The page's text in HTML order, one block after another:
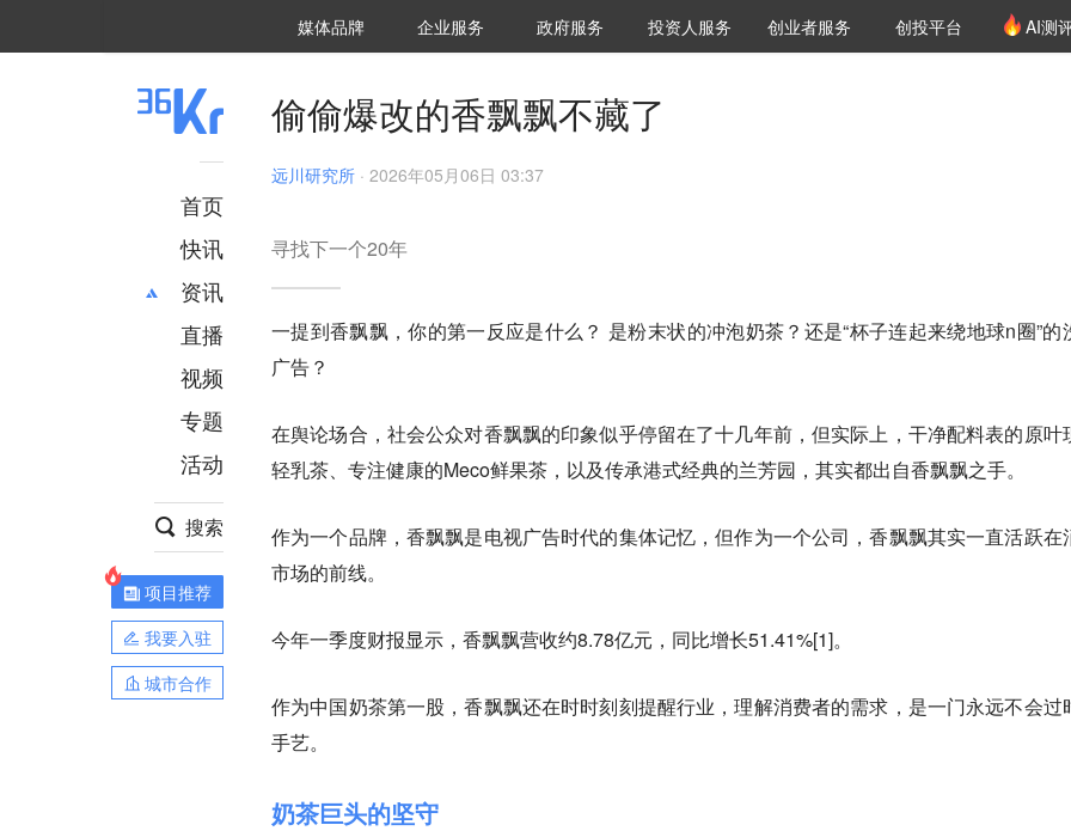
媒体品牌 36Kr研究院
企业服务 城市之窗
政府服务 VClub投资机构库
投资机构职位推介
投资人服务 创投氪堂
创业者服务 创投平台 AI测
首页
快讯
资讯
推荐
财经
项目推荐
安徽
直播
视频
专题
活动
搜索
项目推荐
我要入驻
城市合作
偷偷爆改的香飘飘不藏了
远川研究所 · 2026年05月06日 03:37
寻找下一个20年
一提到香飘飘，你的第一反应是什么？ 是粉末状的冲泡奶茶？还是“杯子连起来绕地球n圈”的
广告？
在舆论场合，社会公众对香飘飘的印象似乎停留在了十几年前，但实际上，干净配料表的原叶
轻乳茶、专注健康的Meco鲜果茶，以及传承港式经典的兰芳园，其实都出自香飘飘之手。
作为一个品牌，香飘飘是电视广告时代的集体记忆，但作为一个公司，香飘飘其实一直活跃在
市场的前线。
今年一季度财报显示，香飘飘营收约8.78亿元，同比增长51.41%[1]。
作为中国奶茶第一股，香飘飘还在时时刻刻提醒行业，理解消费者的需求，是一门永远不会过
手艺。
奶茶巨头的坚守